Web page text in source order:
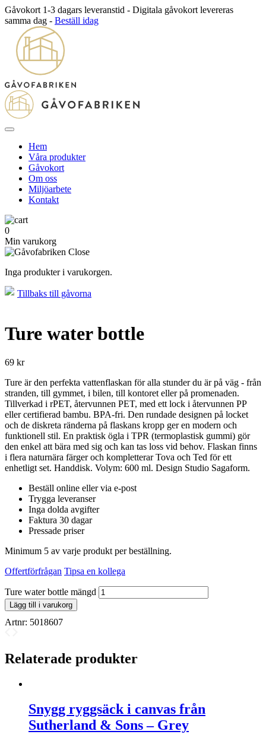
Gåvokort 1-3 dagars leveranstid - Digitala gåvokort levereras
samma dag - Beställ idag
Hem
Våra produkter
Gåvokort
Om oss
Miljöarbete
Kontakt
0
Min varukorg
Inga produkter i varukorgen.
Tillbaks till gåvorna
Ture water bottle
69 kr
Ture är den perfekta vattenflaskan för alla stunder du är på väg - från
stranden, till gymmet, i bilen, till kontoret eller på promenaden.
Tillverkad i rPET, återvunnen PET, med ett lock i återvunnen PP
eller certifierad bambu. BPA-fri. Den rundade designen på locket
och de diskreta ränderna på flaskans kropp ger en modern och
funktionell stil. En praktisk ögla i TPR (termoplastisk gummi) gör
den enkel att bära med sig och kan tas loss vid behov. Flaskan finns
i flera naturnära färger och kompletterar Tova och Ted för ett
enhetligt set. Handdisk. Volym: 600 ml. Design Studio Sagaform.
Beställ online eller via e-post
Trygga leveranser
Inga dolda avgifter
Faktura 30 dagar
Pressade priser
Minimum 5 av varje produkt per beställning.
Offertförfrågan Tipsa en kollega
Ture water bottle mängd
Lägg till i varukorg
Artnr: 5018607
Relaterade produkter
Snygg ryggsäck i canvas från
Sutherland & Sons – Grey